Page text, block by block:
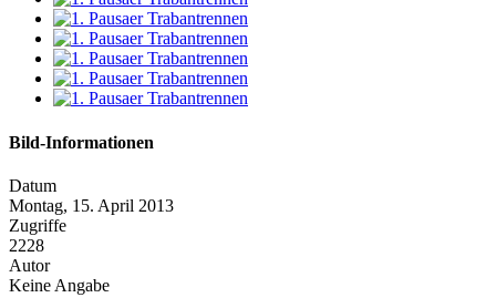
Bild-Informationen
Datum
Montag, 15. April 2013
Zugriffe
2228
Autor
Keine Angabe